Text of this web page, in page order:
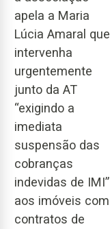
apela a Maria
Lúcia Amaral que
intervenha
urgentemente
junto da AT
“exigindo a
imediata
suspensão das
cobranças
indevidas de IMI”
aos imóveis com
contratos de